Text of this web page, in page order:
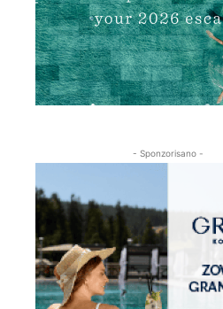
- Sponzorisano -